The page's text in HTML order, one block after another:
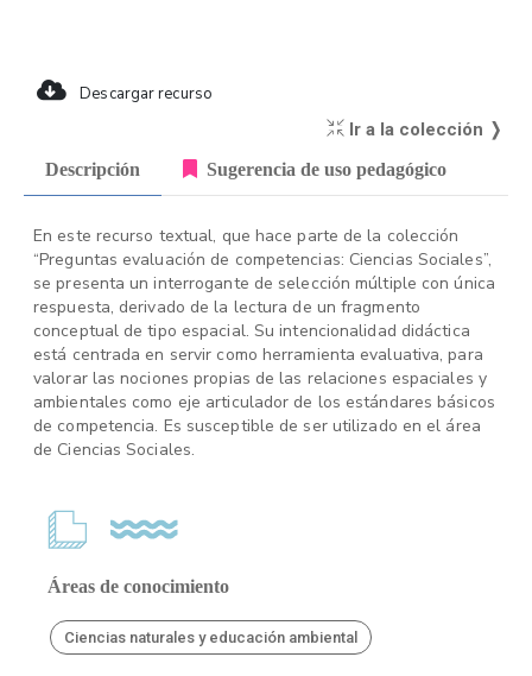
Descargar recurso
Ir a la colección ❭
Descripción Sugerencia de uso pedagógico
En este recurso textual, que hace parte de la colección
“Preguntas evaluación de competencias: Ciencias Sociales”,
se presenta un interrogante de selección múltiple con única
respuesta, derivado de la lectura de un fragmento
conceptual de tipo espacial. Su intencionalidad didáctica
está centrada en servir como herramienta evaluativa, para
valorar las nociones propias de las relaciones espaciales y
ambientales como eje articulador de los estándares básicos
de competencia. Es susceptible de ser utilizado en el área
de Ciencias Sociales.
Áreas de conocimiento
Ciencias naturales y educación ambiental